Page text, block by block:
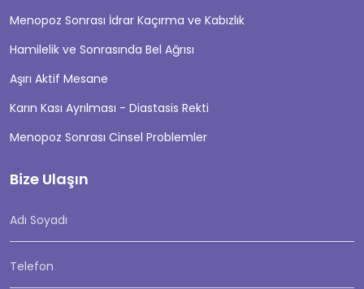
Menopoz Sonrası İdrar Kaçırma ve Kabızlık
Hamilelik ve Sonrasında Bel Ağrısı
Aşırı Aktif Mesane
Karın Kası Ayrılması - Diastasis Rekti
Menopoz Sonrası Cinsel Problemler
Bize Ulaşın